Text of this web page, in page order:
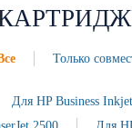
Только
Для HP Business